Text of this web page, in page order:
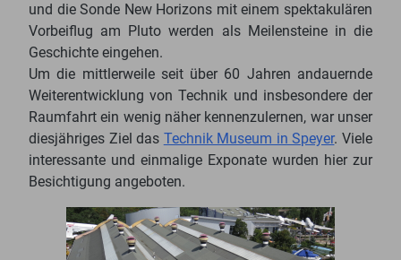
und die Sonde New Horizons mit einem spektakulären
Vorbeiflug am Pluto werden als Meilensteine in die
Geschichte eingehen.
Um die mittlerweile seit über 60 Jahren andauernde
Weiterentwicklung von Technik und insbesondere der
Raumfahrt ein wenig näher kennenzulernen, war unser
diesjähriges Ziel das Technik Museum in Speyer. Viele
interessante und einmalige Exponate wurden hier zur
Besichtigung angeboten.